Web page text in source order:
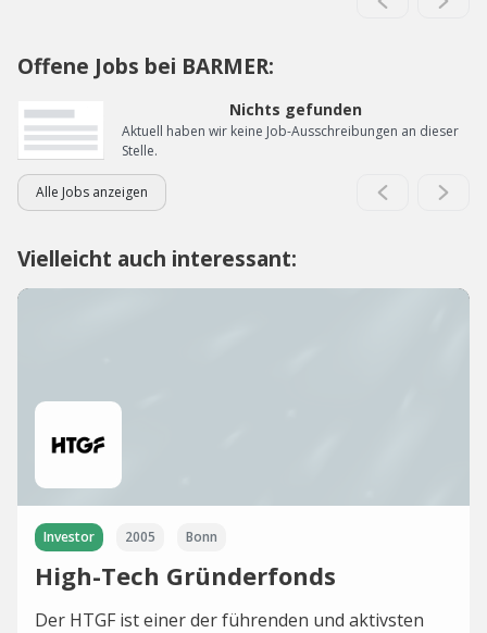
Offene Jobs bei BARMER:
Nichts gefunden
Aktuell haben wir keine Job-Ausschreibungen an dieser
Stelle.
Alle Jobs anzeigen
Vielleicht auch interessant:
Investor 2005 Bonn
High-Tech Gründerfonds
Der HTGF ist einer der führenden und aktivsten